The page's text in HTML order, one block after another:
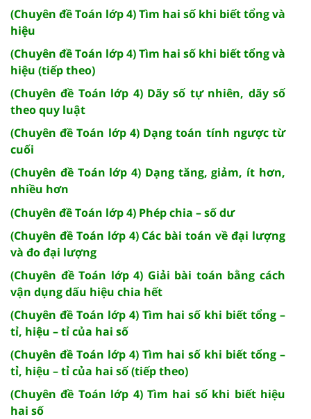
(Chuyên đề Toán lớp 4) Tìm hai số khi biết tổng và
hiệu
(Chuyên đề Toán lớp 4) Tìm hai số khi biết tổng và
hiệu (tiếp theo)
(Chuyên đề Toán lớp 4) Dãy số tự nhiên, dãy số
theo quy luật
(Chuyên đề Toán lớp 4) Dạng toán tính ngược từ
cuối
(Chuyên đề Toán lớp 4) Dạng tăng, giảm, ít hơn,
nhiều hơn
(Chuyên đề Toán lớp 4) Phép chia – số dư
(Chuyên đề Toán lớp 4) Các bài toán về đại lượng
và đo đại lượng
(Chuyên đề Toán lớp 4) Giải bài toán bằng cách
vận dụng dấu hiệu chia hết
(Chuyên đề Toán lớp 4) Tìm hai số khi biết tổng –
tỉ, hiệu – tỉ của hai số
(Chuyên đề Toán lớp 4) Tìm hai số khi biết tổng –
tỉ, hiệu – tỉ của hai số (tiếp theo)
(Chuyên đề Toán lớp 4) Tìm hai số khi biết hiệu
hai số